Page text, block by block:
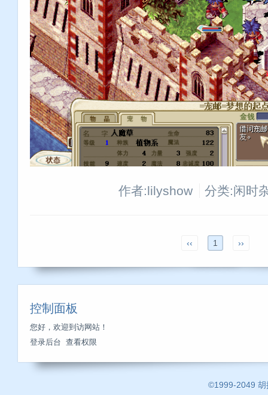
作者:lilyshow 分类:闲时
‹‹ 1 ››
控制面板
您好，欢迎到访网站！
登录后台
查看权限
©1999-2049 胡